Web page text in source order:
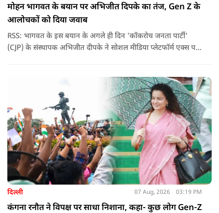
मोहन भागवत के बयान पर अभिजीत दिपके का तंज, Gen Z के
आलोचकों को दिया जवाब
RSS: भागवत के इस बयान के अगले ही दिन 'कॉकरोच जनता पार्टी'
(CJP) के संस्थापक अभिजीत दीपके ने सोशल मीडिया प्लेटफॉर्म एक्स पर
दिल्ली 07 Aug, 2026 03:19 PM
कंगना रनौत ने विपक्ष पर साधा निशाना, कहा- कुछ लोग Gen-Z